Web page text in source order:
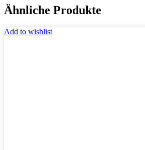
Ähnliche Produkte
Add to wishlist